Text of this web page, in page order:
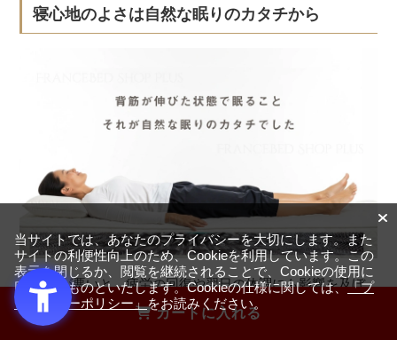
カートに入れる
寝心地のよさは自然な眠りのカタチから
寝姿勢が悪いと、疲労の回復や翌日の体調にも影響を及ぼ
すため、寝る姿勢と体調には密接な関係があります。たく
さん寝たのに疲れが取れない、毎日寝起きは腰が痛い…。そ
当サイトでは、あなたのプライバシーを大切にします。また
サイトの利便性向上のため、Cookieを利用しています。この
表示を閉じるか、閲覧を継続されることで、Cookieの使用に
同意するものといたします。Cookieの仕様に関しては、「プ
ライバシーポリシー」をお読みください。